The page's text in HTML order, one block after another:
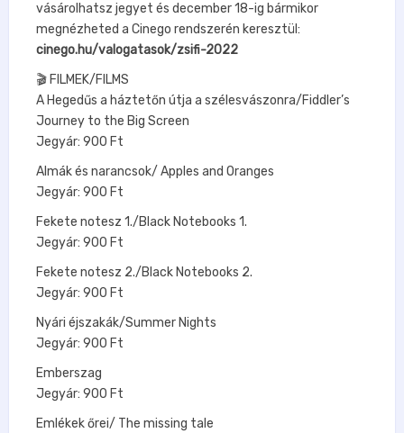
vásárolhatsz jegyet és december 18-ig bármikor
megnézheted a Cinego rendszerén keresztül:
cinego.hu/valogatasok/zsifi-2022
🎬 FILMEK/FILMS
A Hegedűs a háztetőn útja a szélesvászonra/Fiddler’s
Journey to the Big Screen
Jegyár: 900 Ft
Almák és narancsok/ Apples and Oranges
Jegyár: 900 Ft
Fekete notesz 1./Black Notebooks 1.
Jegyár: 900 Ft
Fekete notesz 2./Black Notebooks 2.
Jegyár: 900 Ft
Nyári éjszakák/Summer Nights
Jegyár: 900 Ft
Emberszag
Jegyár: 900 Ft
Emlékek őrei/ The missing tale